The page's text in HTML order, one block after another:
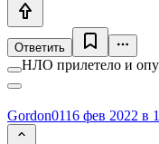
Ответить
НЛО прилетело и
Gordon0116 фев 2022 в